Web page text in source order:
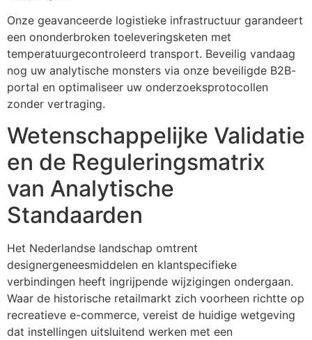
Onze geavanceerde logistieke infrastructuur garandeert
een ononderbroken toeleveringsketen met
temperatuurgecontroleerd transport. Beveilig vandaag
nog uw analytische monsters via onze beveiligde B2B-
portal en optimaliseer uw onderzoeksprotocollen
zonder vertraging.
Wetenschappelijke Validatie
en de Reguleringsmatrix
van Analytische
Standaarden
Het Nederlandse landschap omtrent
designergeneesmiddelen en klantspecifieke
verbindingen heeft ingrijpende wijzigingen ondergaan.
Waar de historische retailmarkt zich voorheen richtte op
recreatieve e-commerce, vereist de huidige wetgeving
dat instellingen uitsluitend werken met een